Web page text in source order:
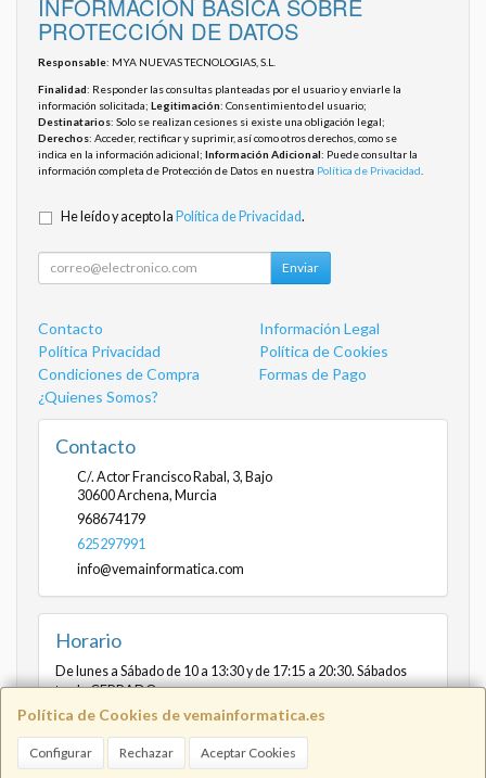
Política de Cookies de vemainformatica.es
Configurar Rechazar Aceptar Cookies
INFORMACIÓN BÁSICA SOBRE
PROTECCIÓN DE DATOS
Responsable: MYA NUEVAS TECNOLOGIAS, S.L.
Finalidad: Responder las consultas planteadas por el usuario y enviarle la
información solicitada; Legitimación: Consentimiento del usuario;
Destinatarios: Solo se realizan cesiones si existe una obligación legal;
Derechos: Acceder, rectificar y suprimir, así como otros derechos, como se
indica en la información adicional; Información Adicional: Puede consultar la
información completa de Protección de Datos en nuestra Política de Privacidad
He leído y acepto la Política de Privacidad.
Enviar
Contacto
Información Legal
Política Privacidad
Política de Cookies
Condiciones de Compra
Formas de Pago
¿Quienes Somos?
Contacto
C/. Actor Francisco Rabal, 3, Bajo
30600Archena, Murcia
968674179
625297991
info@vemainformatica.com
Horario
De lunes a Sábado de 10 a 13:30 y de 17:15 a 20:30. Sábados
tarde CERRADO